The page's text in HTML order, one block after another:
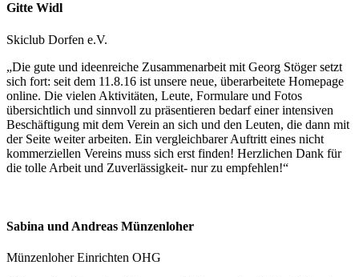
Gitte Widl
Skiclub Dorfen e.V.
„Die gute und ideenreiche Zusammenarbeit mit Georg Stöger setzt
sich fort: seit dem 11.8.16 ist unsere neue, überarbeitete Homepage
online. Die vielen Aktivitäten, Leute, Formulare und Fotos
übersichtlich und sinnvoll zu präsentieren bedarf einer intensiven
Beschäftigung mit dem Verein an sich und den Leuten, die dann mit
der Seite weiter arbeiten. Ein vergleichbarer Auftritt eines nicht
kommerziellen Vereins muss sich erst finden! Herzlichen Dank für
die tolle Arbeit und Zuverlässigkeit- nur zu empfehlen!“
Sabina und Andreas Münzenloher
Münzenloher Einrichten OHG